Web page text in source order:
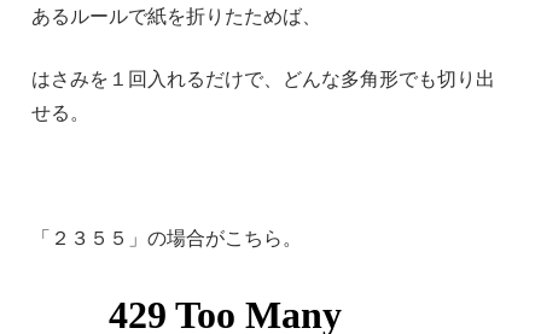
あるルールで紙を折りたためば、
はさみを１回入れるだけで、どんな多角形でも切り出
せる。
「２３５５」の場合がこちら。